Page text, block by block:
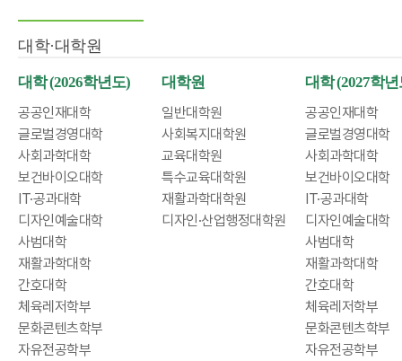
대학·대학원
대학 (2026학년도)
공공인재대학
글로벌경영대학
사회과학대학
보건바이오대학
IT·공과대학
디자인예술대학
사범대학
재활과학대학
간호대학
체육레저학부
문화콘텐츠학부
자유전공학부
대학원
일반대학원
사회복지대학원
교육대학원
특수교육대학원
재활과학대학원
디자인·산업행정대학원
대학 (2027학년
공공인재대학
글로벌경영대학
사회과학대학
보건바이오대학
IT·공과대학
디자인예술대학
사범대학
재활과학대학
간호대학
체육레저학부
문화콘텐츠학부
자유전공학부